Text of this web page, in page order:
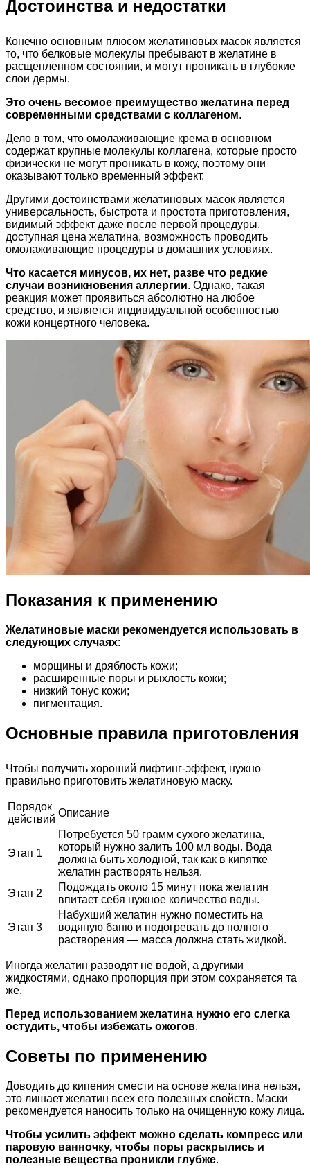
Достоинства и недостатки
Конечно основным плюсом желатиновых масок является
то, что белковые молекулы пребывают в желатине в
расщепленном состоянии, и могут проникать в глубокие
слои дермы.
Это очень весомое преимущество желатина перед
современными средствами с коллагеном.
Дело в том, что омолаживающие крема в основном
содержат крупные молекулы коллагена, которые просто
физически не могут проникать в кожу, поэтому они
оказывают только временный эффект.
Другими достоинствами желатиновых масок является
универсальность, быстрота и простота приготовления,
видимый эффект даже после первой процедуры,
доступная цена желатина, возможность проводить
омолаживающие процедуры в домашних условиях.
Что касается минусов, их нет, разве что редкие
случаи возникновения аллергии. Однако, такая
реакция может проявиться абсолютно на любое
средство, и является индивидуальной особенностью
кожи концертного человека.
Показания к применению
Желатиновые маски рекомендуется использовать в
следующих случаях:
морщины и дряблость кожи;
расширенные поры и рыхлость кожи;
низкий тонус кожи;
пигментация.
Основные правила приготовления
Чтобы получить хороший лифтинг-эффект, нужно
правильно приготовить желатиновую маску.
Порядок
действий
Описание
Этап 1
Потребуется 50 грамм сухого желатина,
который нужно залить 100 мл воды. Вода
должна быть холодной, так как в кипятке
желатин растворять нельзя.
Этап 2
Подождать около 15 минут пока желатин
впитает себя нужное количество воды.
Этап 3
Набухший желатин нужно поместить на
водяную баню и подогревать до полного
растворения — масса должна стать жидкой.
Иногда желатин разводят не водой, а другими
жидкостями, однако пропорция при этом сохраняется та
же.
Перед использованием желатина нужно его слегка
остудить, чтобы избежать ожогов.
Советы по применению
Доводить до кипения смести на основе желатина нельзя,
это лишает желатин всех его полезных свойств. Маски
рекомендуется наносить только на очищенную кожу лица.
Чтобы усилить эффект можно сделать компресс или
паровую ванночку, чтобы поры раскрылись и
полезные вещества проникли глубже.